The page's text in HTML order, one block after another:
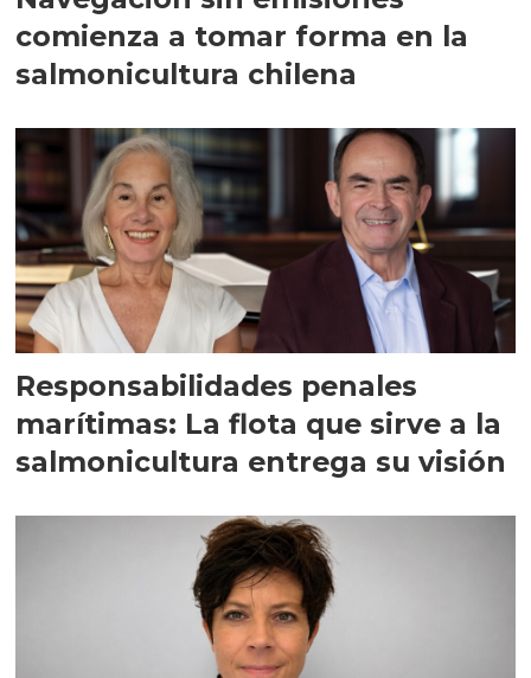
comienza a tomar forma en la
salmonicultura chilena
Responsabilidades penales
marítimas: La flota que sirve a la
salmonicultura entrega su visión